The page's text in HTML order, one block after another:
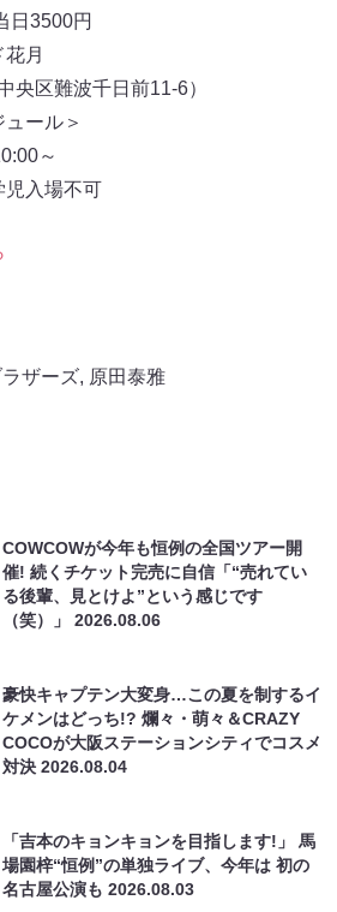
日3500円
月
央区難波千日前11-6）
ール＞
～
入場不可
ザーズ, 原田泰雅
COWCOWが今年も恒例の全国ツアー開
催! 続くチケット完売に自信「“売れてい
る後輩、見とけよ”という感じです
（笑）」2026.08.06
豪快キャプテン大変身…この夏を制するイ
ケメンはどっち!? 爛々・萌々＆CRAZY
COCOが大阪ステーションシティでコスメ
対決2026.08.04
「吉本のキョンキョンを目指します!」 馬
場園梓“恒例”の単独ライブ、今年は 初の
名古屋公演も2026.08.03